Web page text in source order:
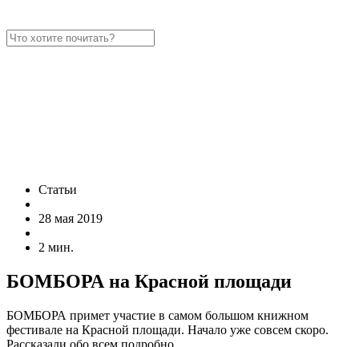
Статьи
28 мая 2019
2 мин.
БОМБОРА на Красной площади
БОМБОРА примет участие в самом большом книжном
фестивале на Красной площади. Начало уже совсем скоро.
Рассказали обо всем подробно.